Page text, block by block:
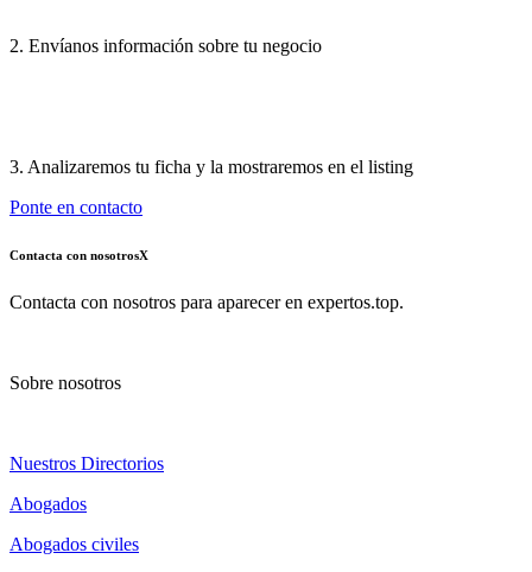
2. Envíanos información sobre tu negocio
3. Analizaremos tu ficha y la mostraremos en el listing
Ponte en contacto
Contacta con nosotrosX
Contacta con nosotros para aparecer en expertos.top.
Sobre nosotros
Nuestros Directorios
Abogados
Abogados civiles